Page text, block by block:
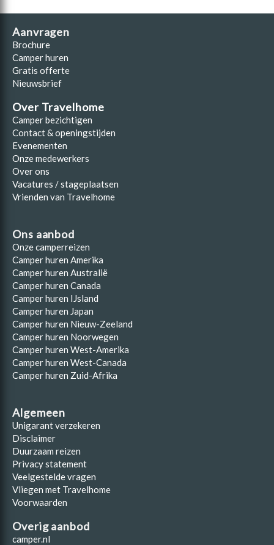
Aanvragen
Brochure
Camper huren
Gratis offerte
Nieuwsbrief
Over Travelhome
Camper bezichtigen
Contact & openingstijden
Evenementen
Onze medewerkers
Over ons
Vacatures / stageplaatsen
Vrienden van Travelhome
Ons aanbod
Onze camperreizen
Camper huren Amerika
Camper huren Australië
Camper huren Canada
Camper huren IJsland
Camper huren Japan
Camper huren Nieuw-Zeeland
Camper huren Noorwegen
Camper huren West-Amerika
Camper huren West-Canada
Camper huren Zuid-Afrika
Algemeen
Unigarant verzekeren
Disclaimer
Duurzaam reizen
Privacy statement
Veelgestelde vragen
Vliegen met Travelhome
Voorwaarden
Overig aanbod
camper.nl